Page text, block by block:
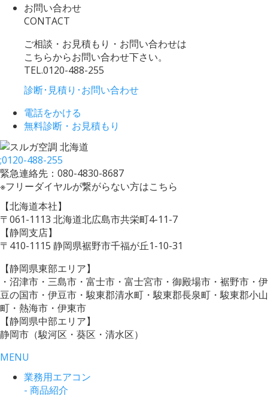
お問い合わせ
CONTACT
ご相談・お見積もり・お問い合わせは
こちらからお問い合わせ下さい。
TEL.0120-488-255
診断･見積り･お問い合わせ
電話をかける
無料診断・お見積もり
;0120-488-255
緊急連絡先：080-4830-8687
※フリーダイヤルが繋がらない方はこちら
【北海道本社】
〒061-1113 北海道北広島市共栄町4-11-7
【静岡支店】
〒410-1115 静岡県裾野市千福が丘1-10-31
【静岡県東部エリア】
・沼津市・三島市・富士市・富士宮市・御殿場市・裾野市・伊
豆の国市・伊豆市・駿東郡清水町・駿東郡長泉町・駿東郡小山
町・熱海市・伊東市
【静岡県中部エリア】
静岡市（駿河区・葵区・清水区）
MENU
業務用エアコン
- 商品紹介